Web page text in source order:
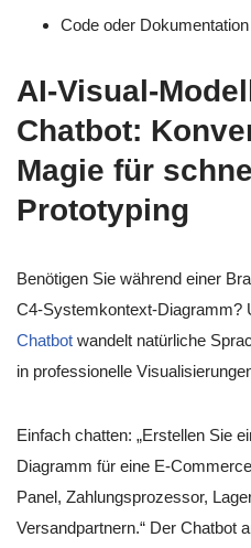
Code oder
AI-Visual-
Chatbot:
Magie für
Prototyping
Benötigen Sie während einer
C4-Systemkontext-Diagramm?
Chatbot wandelt natürliche
in professionelle
Einfach chatten: „Erstellen Sie
Diagramm für eine E-
Panel, Zahlungsprozessor,
Versandpartnern.“ Der Chatbot